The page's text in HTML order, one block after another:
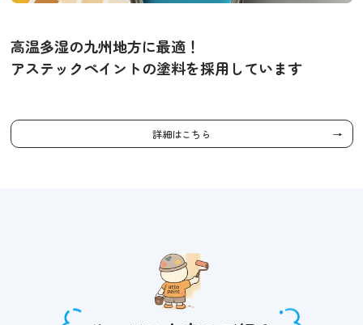
高温多湿の九州地方に最適！
アステックペイントの塗料を採用しています
詳細はこちら